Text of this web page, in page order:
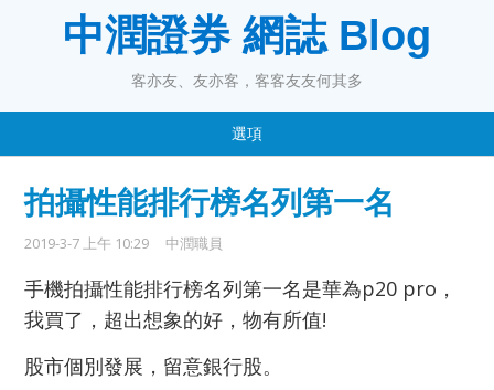
中潤證券 網誌 Blog
客亦友、友亦客，客客友友何其多
選項
拍攝性能排行榜名列第一名
2019-3-7 上午 10:29 中潤職員
手機拍攝性能排行榜名列第一名是華為p20 pro，
我買了，超出想象的好，物有所值!
股市個別發展，留意銀行股。